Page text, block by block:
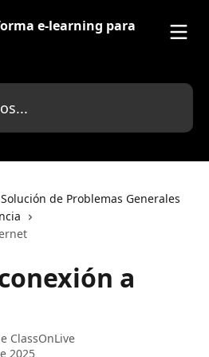
Solución de Problemas Generales
a
ClassOnLive
2025